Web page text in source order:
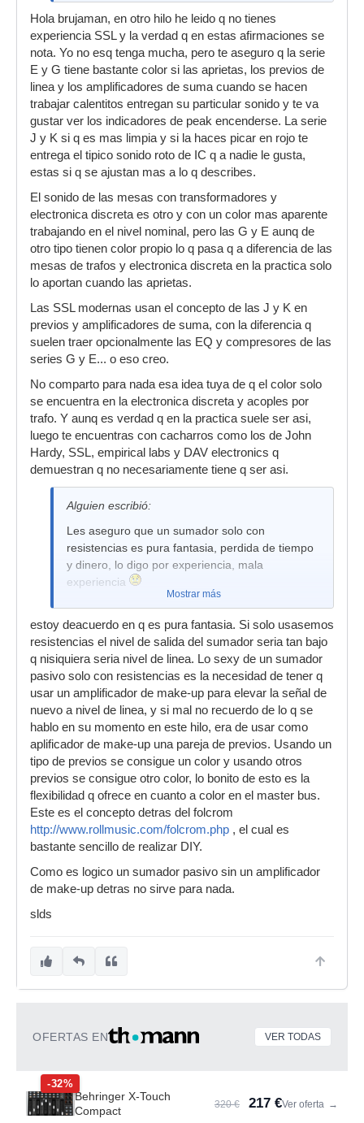
canales con todo en bypass
Hola brujaman, en otro hilo he leido q no tienes
experiencia SSL y la verdad q en estas afirmaciones se
nota. Yo no esq tenga mucha, pero te aseguro q la serie
E y G tiene bastante color si las aprietas, los previos de
linea y los amplificadores de suma cuando se hacen
trabajar calentitos entregan su particular sonido y te va
gustar ver los indicadores de peak encenderse. La serie
J y K si q es mas limpia y si la haces picar en rojo te
entrega el tipico sonido roto de IC q a nadie le gusta,
estas si q se ajustan mas a lo q describes.
El sonido de las mesas con transformadores y
electronica discreta es otro y con un color mas aparente
trabajando en el nivel nominal, pero las G y E aunq de
otro tipo tienen color propio lo q pasa q a diferencia de las
mesas de trafos y electronica discreta en la practica solo
lo aportan cuando las aprietas.
Las SSL modernas usan el concepto de las J y K en
previos y amplificadores de suma, con la diferencia q
suelen traer opcionalmente las EQ y compresores de las
series G y E... o eso creo.
No comparto para nada esa idea tuya de q el color solo
se encuentra en la electronica discreta y acoples por
trafo. Y aunq es verdad q en la practica suele ser asi,
luego te encuentras con cacharros como los de John
Hardy, SSL, empirical labs y DAV electronics q
demuestran q no necesariamente tiene q ser asi.
Alguien escribió:
Les aseguro que un sumador solo con
resistencias es pura fantasia, perdida de tiempo
y dinero, lo digo por experiencia, mala
experiencia
Mostrar más
estoy deacuerdo en q es pura fantasia. Si solo usasemos
resistencias el nivel de salida del sumador seria tan bajo
q nisiquiera seria nivel de linea. Lo sexy de un sumador
pasivo solo con resistencias es la necesidad de tener q
usar un amplificador de make-up para elevar la señal de
nuevo a nivel de linea, y si mal no recuerdo de lo q se
hablo en su momento en este hilo, era de usar como
aplificador de make-up una pareja de previos. Usando un
tipo de previos se consigue un color y usando otros
previos se consigue otro color, lo bonito de esto es la
flexibilidad q ofrece en cuanto a color en el master bus.
Este es el concepto detras del folcrom
http://www.rollmusic.com/folcrom.php , el cual es
bastante sencillo de realizar DIY.
Como es logico un sumador pasivo sin un amplificador
de make-up detras no sirve para nada.
slds
OFERTAS EN VER TODAS
-32%
Behringer X-Touch
Compact
320 € 217 €Ver oferta →